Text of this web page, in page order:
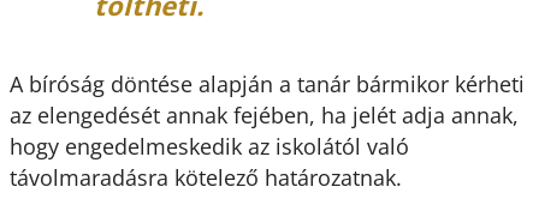
A bíróság döntése alapján a tanár bármikor kérheti
az elengedését annak fejében, ha jelét adja annak,
hogy engedelmeskedik az iskolától való
távolmaradásra kötelező határozatnak.